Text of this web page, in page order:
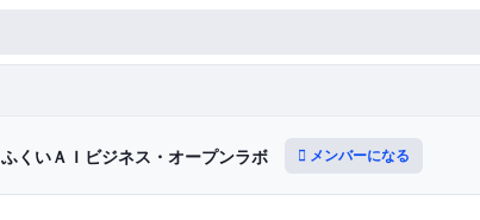
ふくいＡＩビジネス・オープンラボ メンバーになる